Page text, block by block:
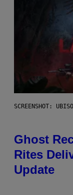
SCREENSHOT:
Ghost
Rites
Update